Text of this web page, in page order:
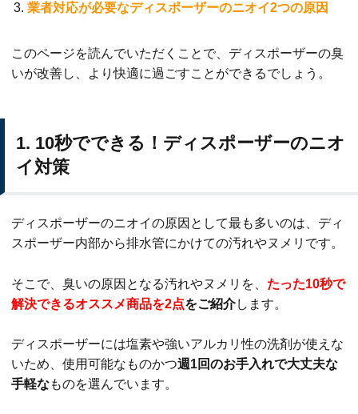
業者対応が必要なディスポーザーのニオイ2つの原因
このページを読んでいただくことで、ディスポーザーの臭
いが改善し、より快適に過ごすことができるでしょう。
1. 10秒でできる！ディスポーザーのニオ
イ対策
ディスポーザーのニオイの原因として最も多いのは、ディ
スポーザー内部から排水管にかけての汚れやヌメリです。
そこで、臭いの原因となる汚れやヌメリを、 たった10秒で
解決できるオススメ商品を2点をご紹介します。
ディスポーザーには塩素や強いアルカリ性の洗剤が使えな
いため、使用可能なものかつ週1回のお手入れで大丈夫な
手軽なものを選んでいます。